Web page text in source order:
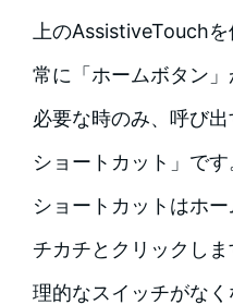
上のAssistiveTouch
常に「ホームボタン
必要な時のみ、呼び
ショートカット」です
ショートカットはホ
チカチとクリックし
理的なスイッチがな